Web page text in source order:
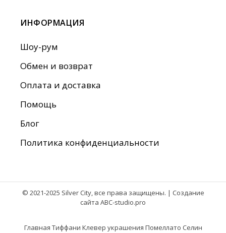
ИНФОРМАЦИЯ
Шоу-рум
Обмен и возврат
Оплата и доставка
Помощь
Блог
Политика конфиденциальности
© 2021-2025 Silver City, все права защищены. | Создание
сайта ABC-studio.pro
Главная Тиффани Клевер украшения Помеллато Селин